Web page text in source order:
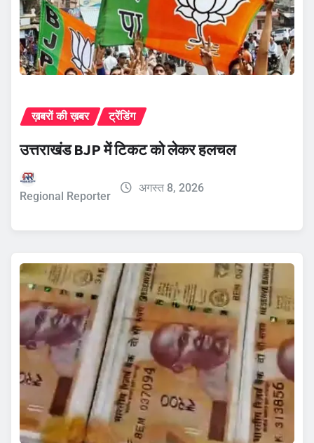
ख़बरों की ख़बर ट्रेंडिंग
उत्तराखंड BJP में टिकट को लेकर हलचल
Regional Reporter
अगस्त 8, 2026